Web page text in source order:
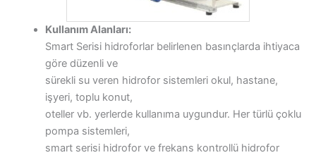
Kullanım Alanları:
Smart Serisi hidroforlar belirlenen basınçlarda ihtiyaca
göre düzenli ve
sürekli su veren hidrofor sistemleri okul, hastane,
işyeri, toplu konut,
oteller vb. yerlerde kullanıma uygundur. Her türlü çoklu
pompa sistemleri,
smart serisi hidrofor ve frekans kontrollü hidrofor